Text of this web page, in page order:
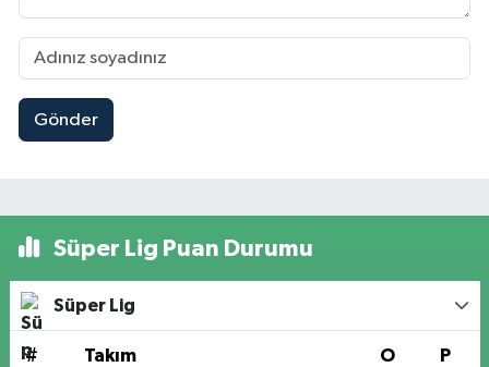
Gönder
Süper Lig Puan Durumu
Süper Lig
# Takım O P